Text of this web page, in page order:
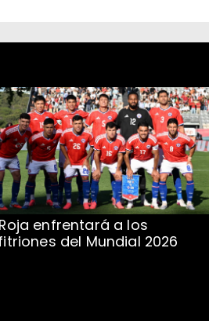
enfrentará a los
del Mundial 2026